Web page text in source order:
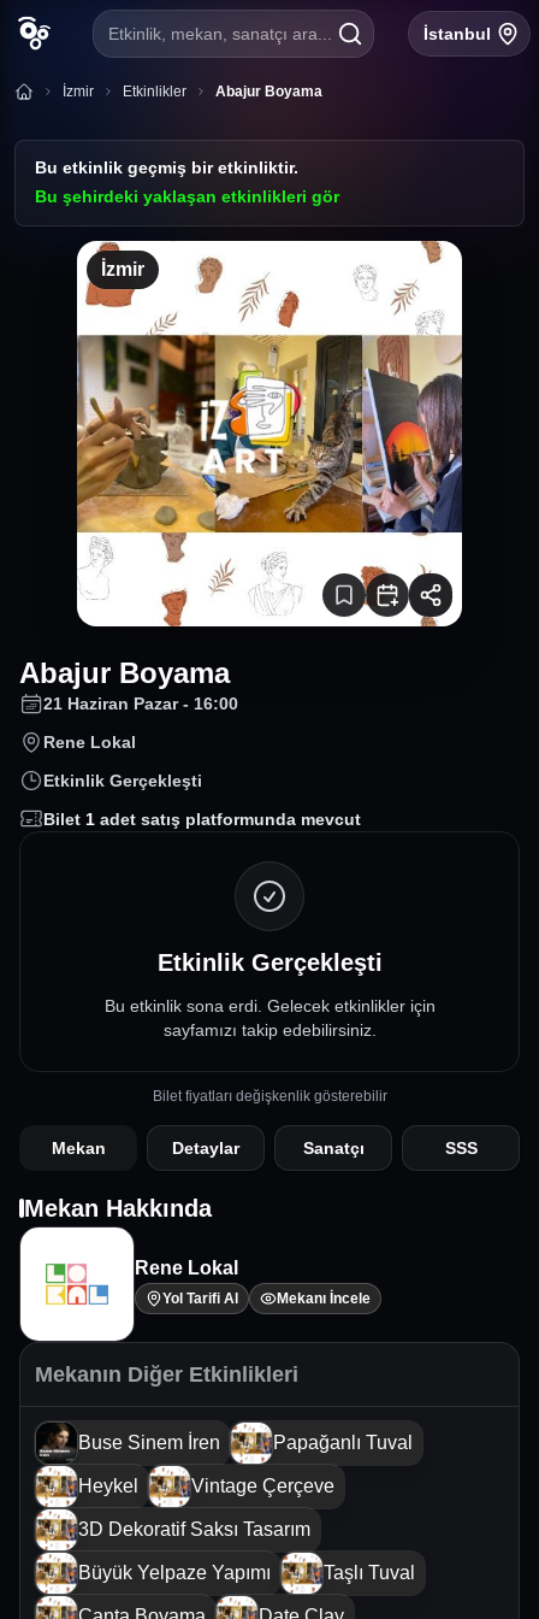
Etkinlik, mekan, sanatçı ara... İstanbul
İzmir Etkinlikler Abajur Boyama
Bu etkinlik geçmiş bir etkinliktir.
Bu şehirdeki yaklaşan etkinlikleri gör
İzmir
Abajur Boyama
21 Haziran Pazar - 16:00
Rene Lokal
Etkinlik Gerçekleşti
Bilet 1 adet satış platformunda mevcut
Etkinlik Gerçekleşti
Bu etkinlik sona erdi. Gelecek etkinlikler için
sayfamızı takip edebilirsiniz.
Bilet fiyatları değişkenlik gösterebilir
Mekan Detaylar Sanatçı SSS
Mekan Hakkında
Rene Lokal
Yol Tarifi Al Mekanı İncele
Mekanın Diğer Etkinlikleri
Buse Sinem İren Papağanlı Tuval
Heykel Vintage Çerçeve
3D Dekoratif Saksı Tasarım
Büyük Yelpaze Yapımı Taşlı Tuval